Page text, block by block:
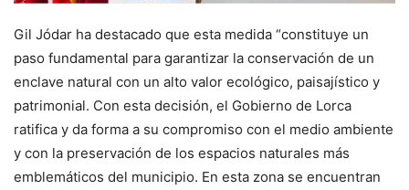
Gil Jódar ha destacado que esta medida “constituye un
paso fundamental para garantizar la conservación de un
enclave natural con un alto valor ecológico, paisajístico y
patrimonial. Con esta decisión, el Gobierno de Lorca
ratifica y da forma a su compromiso con el medio ambiente
y con la preservación de los espacios naturales más
emblemáticos del municipio. En esta zona se encuentran